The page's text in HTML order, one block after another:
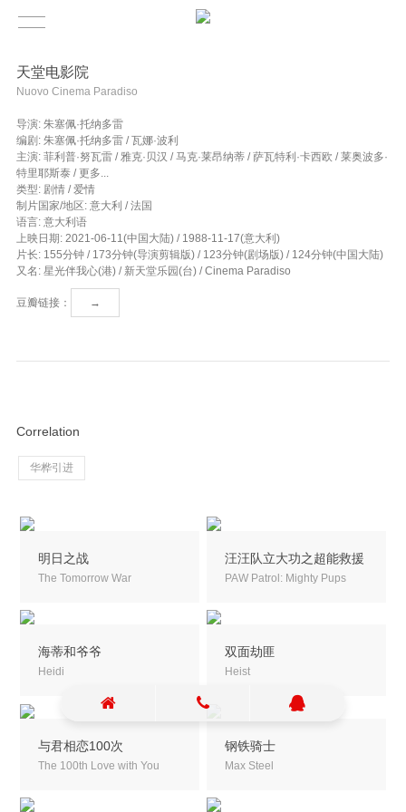
天堂电影院
Nuovo Cinema Paradiso
导演: 朱塞佩·托纳多雷
编剧: 朱塞佩·托纳多雷 / 瓦娜·波利
主演: 菲利普·努瓦雷 / 雅克·贝汉 / 马克·莱昂纳蒂 / 萨瓦特利·卡西欧 / 莱奥波多·
特里耶斯泰 / 更多...
类型: 剧情 / 爱情
制片国家/地区: 意大利 / 法国
语言: 意大利语
上映日期: 2021-06-11(中国大陆) / 1988-11-17(意大利)
片长: 155分钟 / 173分钟(导演剪辑版) / 123分钟(剧场版) / 124分钟(中国大陆)
又名: 星光伴我心(港) / 新天堂乐园(台) / Cinema Paradiso
豆瓣链接： →
Correlation
华桦引进
明日之战
The Tomorrow War
汪汪队立大功之超能救援
PAW Patrol: Mighty Pups
海蒂和爷爷
Heidi
双面劫匪
Heist
与君相恋100次
The 100th Love with You
钢铁骑士
Max Steel